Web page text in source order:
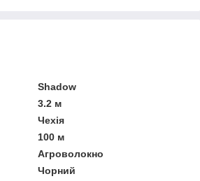
Shadow
3.2 м
Чехія
100 м
Агроволокно
Чорний